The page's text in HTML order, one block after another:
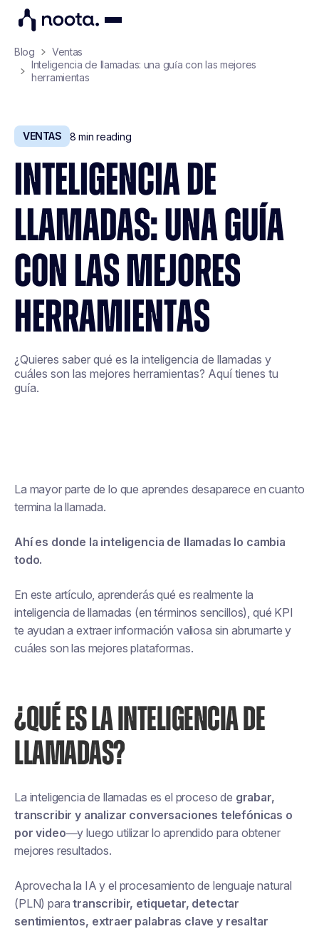
Blog
Ventas
Inteligencia de llamadas: una guía con las mejores
herramientas
VENTAS 8 min reading
INTELIGENCIA DE
LLAMADAS: UNA GUÍA
CON LAS MEJORES
HERRAMIENTAS
¿Quieres saber qué es la inteligencia de llamadas y
cuáles son las mejores herramientas? Aquí tienes tu
guía.
La mayor parte de lo que aprendes desaparece en cuanto
termina la llamada.
Ahí es donde la inteligencia de llamadas lo cambia
todo.
En este artículo, aprenderás qué es realmente la
inteligencia de llamadas (en términos sencillos), qué KPI
te ayudan a extraer información valiosa sin abrumarte y
cuáles son las mejores plataformas.
¿QUÉ ES LA INTELIGENCIA DE
LLAMADAS?
La inteligencia de llamadas es el proceso de grabar,
transcribir y analizar conversaciones telefónicas o
por video—y luego utilizar lo aprendido para obtener
mejores resultados.
Aprovecha la IA y el procesamiento de lenguaje natural
(PLN) paratranscribir, etiquetar, detectar
sentimientos, extraer palabras clave y resaltar